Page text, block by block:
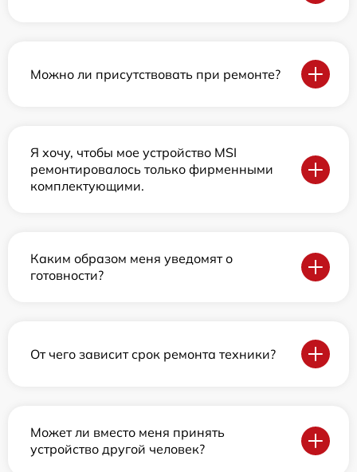
Можно ли присутствовать при ремонте?
Я хочу, чтобы мое устройство MSI
ремонтировалось только фирменными
комплектующими.
Каким образом меня уведомят о
готовности?
От чего зависит срок ремонта техники?
Может ли вместо меня принять
устройство другой человек?